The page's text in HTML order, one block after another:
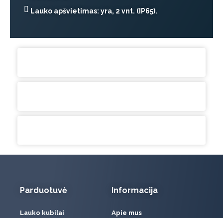
Lauko apšvietimas: yra, 2 vnt. (IP65).
Parduotuvė
Lauko kubilai
Informacija
Apie mus